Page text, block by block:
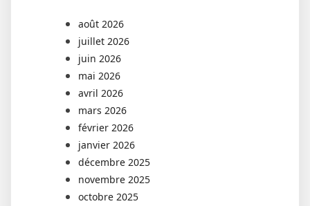
août 2026
juillet 2026
juin 2026
mai 2026
avril 2026
mars 2026
février 2026
janvier 2026
décembre 2025
novembre 2025
octobre 2025